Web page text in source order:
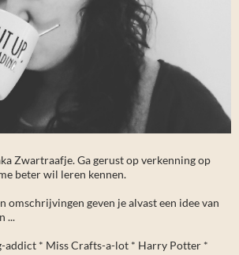
Zwartraafje. Ga gerust op verkenning op
beter wil leren kennen.
omschrijvingen geven je alvast een idee van
...
addict * Miss Crafts-a-lot * Harry Potter *